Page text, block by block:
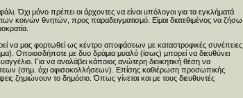
Όχι μόνο πρέπει οι άρχοντες να είναι υπόλογοι για τα εγκλήματά
κοινών θνητών, προς παραδειγματισμό. Είμαι διατεθιμένος να ζήσω
να μας φορτωθεί ως κέντρο αποφάσεων με καταστροφικές συνέπειες
Οποιοσδήποτε με δυο δράμια μυαλό (ίσως) μπορεί να διευθύνει
Για να αναλάβει κάποιος ανώτερη διοικητική θέση να
(σημ. όχι αφισοκολλήσεων). Επίσης καθιέρωση προσωπικής
ζημιώνουν το δημόσιο. Όπως γίνεται και με τους διευθυντές